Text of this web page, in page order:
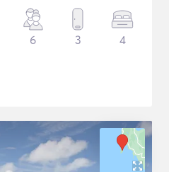
6 3 4